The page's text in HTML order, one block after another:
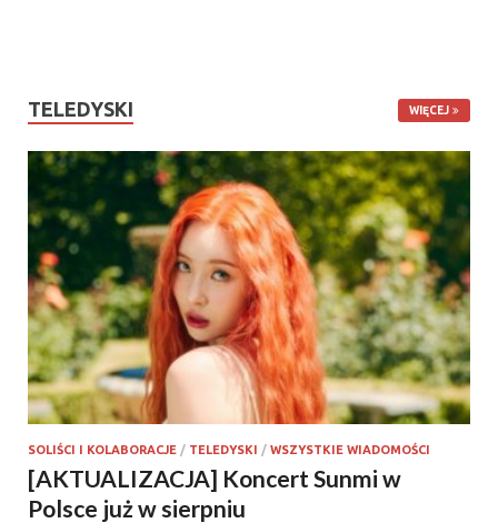
TELEDYSKI WIĘCEJ
SOLIŚCI I KOLABORACJE / TELEDYSKI / WSZYSTKIE WIADOMOŚCI
[AKTUALIZACJA] Koncert Sunmi w
Polsce już w sierpniu